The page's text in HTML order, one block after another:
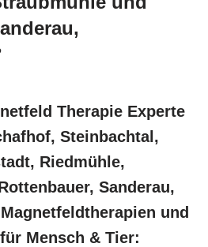
Therapie Experte
Steinbachtal,
Riedmühle,
Sanderau,
und
Mensch & Tier: